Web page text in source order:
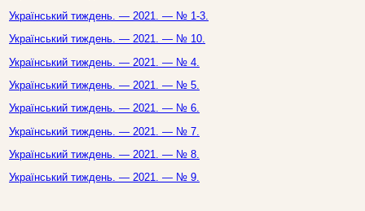
Український тиждень. — 2021. — № 1-3.
Український тиждень. — 2021. — № 10.
Український тиждень. — 2021. — № 4.
Український тиждень. — 2021. — № 5.
Український тиждень. — 2021. — № 6.
Український тиждень. — 2021. — № 7.
Український тиждень. — 2021. — № 8.
Український тиждень. — 2021. — № 9.